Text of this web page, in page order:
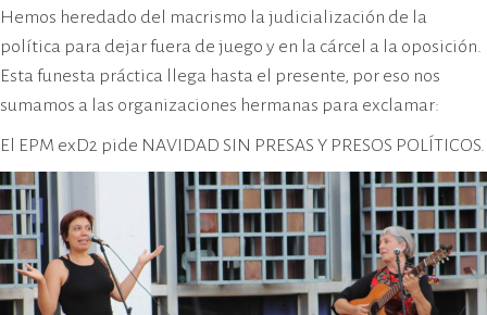
Hemos heredado del macrismo la judicialización de la
política para dejar fuera de juego y en la cárcel a la oposición.
Esta funesta práctica llega hasta el presente, por eso nos
sumamos a las organizaciones hermanas para exclamar:
El EPM exD2 pide NAVIDAD SIN PRESAS Y PRESOS POLÍTICOS.